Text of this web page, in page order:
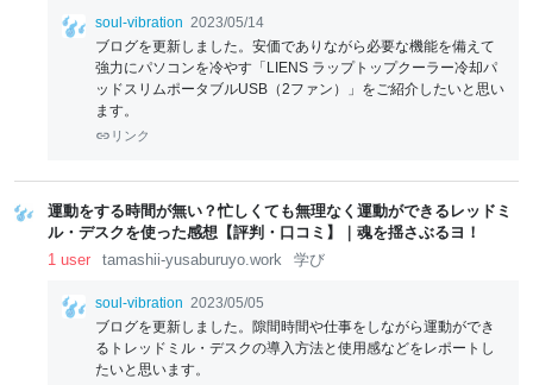
soul-vibration 2023/05/14
ブログを更新しました。安価でありながら必要な機能を備えて
強力にパソコンを冷やす「LIENS ラップトップクーラー冷却パ
ッドスリムポータブルUSB（2ファン）」をご紹介したいと思い
ます。
リンク
運動をする時間が無い？忙しくても無理なく運動ができるレッドミ
ル・デスクを使った感想【評判・口コミ】｜魂を揺さぶるヨ！
1 user
tamashii-yusaburuyo.work 学び
soul-vibration 2023/05/05
ブログを更新しました。隙間時間や仕事をしながら運動ができ
るトレッドミル・デスクの導入方法と使用感などをレポートし
たいと思います。